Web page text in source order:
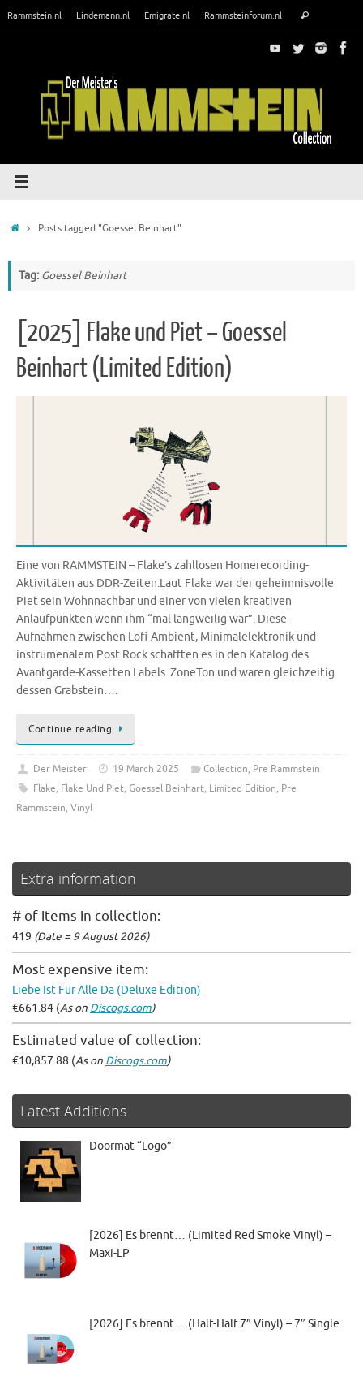
Rammstein.nl Lindemann.nl Emigrate.nl Rammsteinforum.nl Search
HomePosts tagged "Goessel Beinhart"
Tag: Goessel Beinhart
[2025] Flake und Piet – Goessel
Beinhart (Limited Edition)
Eine von RAMMSTEIN – Flake’s zahllosen Homerecording-
Aktivitäten aus DDR-Zeiten.Laut Flake war der geheimnisvolle
Piet sein Wohnnachbar und einer von vielen kreativen
Anlaufpunkten wenn ihm “mal langweilig war”. Diese
Aufnahmen zwischen Lofi-Ambient, Minimalelektronik und
instrumenalem Post Rock schafften es in den Katalog des
Avantgarde-Kassetten Labels ZoneTon und waren gleichzeitig
dessen Grabstein….
Continue reading
Der Meister 19 March 2025 Collection, Pre Rammstein
Flake, Flake Und Piet, Goessel Beinhart, Limited Edition, Pre
Rammstein, Vinyl
Extra information
# of items in collection:
419 (Date = 9 August 2026)
Most expensive item:
Liebe Ist Für Alle Da (Deluxe Edition)
€661.84 (As on Discogs.com)
Estimated value of collection:
€10,857.88 (As on Discogs.com)
Latest Additions
Doormat “Logo”
[2026] Es brennt… (Limited Red Smoke Vinyl) –
Maxi-LP
[2026] Es brennt… (Half-Half 7” Vinyl) – 7″ Single